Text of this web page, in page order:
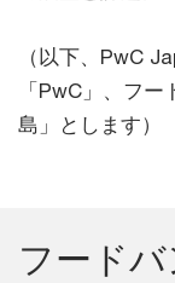
（以下、PwC
「PwC」、フ
島」とします）
フード